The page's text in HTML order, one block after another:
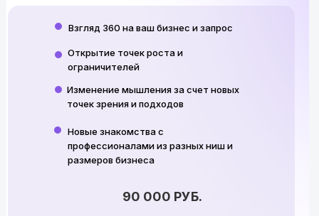
Новые знакомства с
профессионалами из разных ниш и
размеров бизнеса
Открытие точек роста и
ограничителей
Взгляд 360 на ваш бизнес и запрос
90 000 РУБ.
Изменение мышления за счет новых
точек зрения и подходов